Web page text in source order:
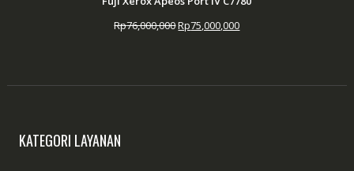
Rp93,000,000.
Rp76,000,000Harga
Rp75,000,000Harga
KATEGORI LAYANAN